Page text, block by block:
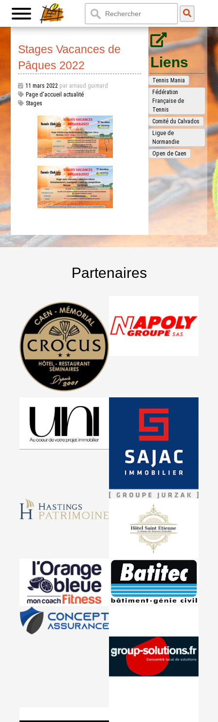
Stages Vacances de
Pâques 2022
11 mars 2022 par arnaud guimard
Page d'accueil actualité
Stages
Liens
Tennis Mania
Fédération
Française de
Tennis
Comité du Calvados
Ligue de
Normandie
Open de Caen
Partenaires